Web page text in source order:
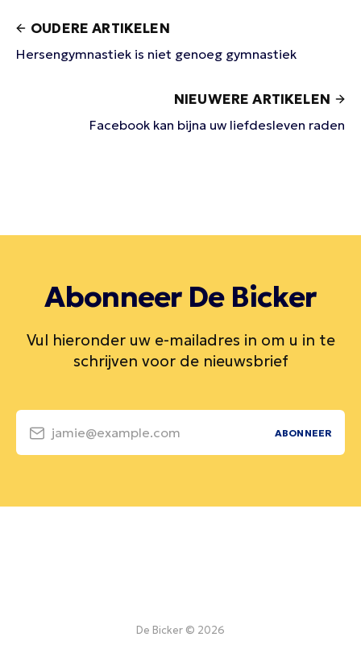
OUDERE ARTIKELEN
Hersengymnastiek is niet genoeg gymnastiek
NIEUWERE ARTIKELEN
Facebook kan bijna uw liefdesleven raden
Abonneer De Bicker
Vul hieronder uw e-mailadres in om u in te
schrijven voor de nieuwsbrief
jamie@example.com ABONNEER
De Bicker © 2026